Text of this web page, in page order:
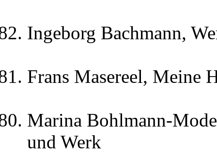
Ingeborg Bachmann,
Frans Masereel, Meine
Marina Bohlmann-
und Werk